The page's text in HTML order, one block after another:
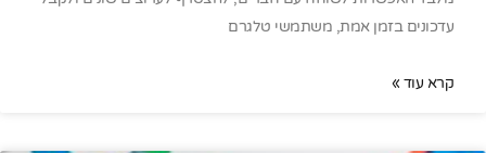
עדכונים בזמן אמת, משתמשי טלגרם
קרא עוד »